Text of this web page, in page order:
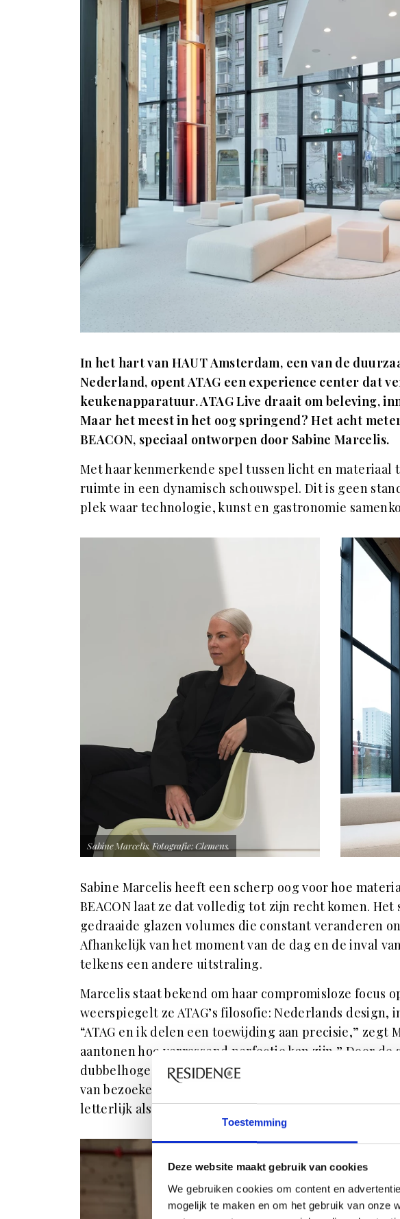
Toestemming
Deze website maakt gebruik van cookies
We gebruiken cookies om content en
mogelijk te maken en om het gebruik van onze
In het hart van HAUT Amsterdam, een van de
Nederland, opent ATAG een experience center dat
keukenapparatuur. ATAG Live draait om beleving,
Maar het meest in het oog springend? Het acht
BEACON, speciaal ontworpen door Sabine Marcelis.
Met haar kenmerkende spel tussen licht en materiaal
ruimte in een dynamisch schouwspel. Dit is geen
plek waar technologie, kunst en gastronomie
Sabine Marcelis. Fotografie: Clemens.
Sabine Marcelis heeft een scherp oog voor hoe
BEACON laat ze dat volledig tot zijn recht komen.
gedraaide glazen volumes die constant veranderen
Afhankelijk van het moment van de dag en de inval
telkens een andere uitstraling.
Marcelis staat bekend om haar compromisloze focus
weerspiegelt ze ATAG’s filosofie: Nederlands design,
“ATAG en ik delen een toewijding aan precisie,” zegt
aantonen hoe verrassend perfectie kan zijn.” Door
dubbelhoge entree van HAUT Amsterdam, trekt
van bezoekers, maar ook van voorbijgangers buiten.
letterlijk als een baken van licht en inspiratie.